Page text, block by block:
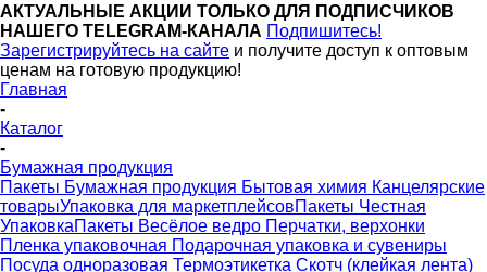
АКТУАЛЬНЫЕ АКЦИИ ТОЛЬКО ДЛЯ ПОДПИСЧИКОВ
НАШЕГО TELEGRAM-КАНАЛА Подпишитесь!
Зарегистрируйтесь на сайте и получите доступ к оптовым
ценам на готовую продукцию!
Главная
-
Каталог
-
Бумажная продукция
Пакеты Бумажная продукция Бытовая химия Канцелярские
товарыУпаковка для маркетплейсовПакеты Честная
УпаковкаПакеты Весёлое ведро Перчатки, верхонки
Пленка упаковочная Подарочная упаковка и сувениры
Посуда одноразовая Термоэтикетка Скотч (клейкая лента)